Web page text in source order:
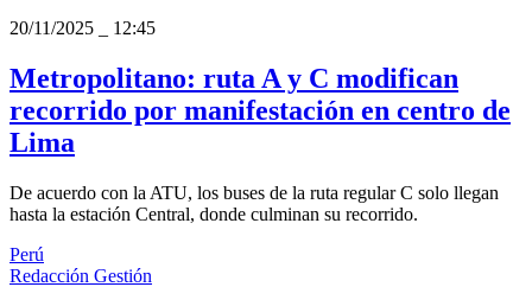
20/11/2025
12:45
Metropolitano: ruta A y C modifican
recorrido por manifestación en centro de
Lima
De acuerdo con la ATU, los buses de la ruta regular C solo llegan
hasta la estación Central, donde culminan su recorrido.
Perú
Redacción Gestión